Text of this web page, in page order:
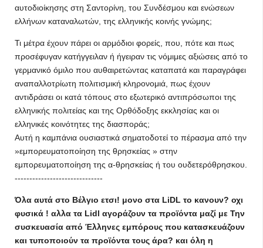
αυτοδιοίκησης στη Σαντορίνη, του Συνδέσμου και ενώσεων
ελλήνων καταναλωτών, της ελληνικής κοινής γνώμης;
Τι μέτρα έχουν πάρει οι αρμόδιοι φορείς, που, πότε και πως
προσέφυγαν κατήγγειλαν ή ήγειραν τις νόμιμες αξιώσεις από το
γερμανικό όμιλο που αυθαιρετώντας καταπατά και παραγράφει
αναπαλλοτρίωτη πολιτισμική κληρονομιά, πως έχουν
αντιδράσει οι κατά τόπους στο εξωτερικό αντιπρόσωποι της
ελληνικής πολιτείας και της Ορθόδοξης εκκλησίας και οι
ελληνικές κοινότητες της διασποράς;
Aυτή η καμπάνια ουσιαστικά σηματοδοτεί το πέρασμα από την
»εμπορευματοποίηση της θρησκείας » στην
εμπορευματοποίηση της α-θρησκείας ή του ουδετερόθρησκου.
------------------------------
Όλα αυτά στο Βέλγιο ετσι! μονο στα LiDL το κανουν? οχι
φυσικά ! αλλα τα Lidl αγοράζουν τα προϊόντα μαζί με Την
συσκευασία από Έλληνες εμπόρους που κατασκευάζουν
και τυποποιούν τα προϊόντα τους άρα? και όλη η